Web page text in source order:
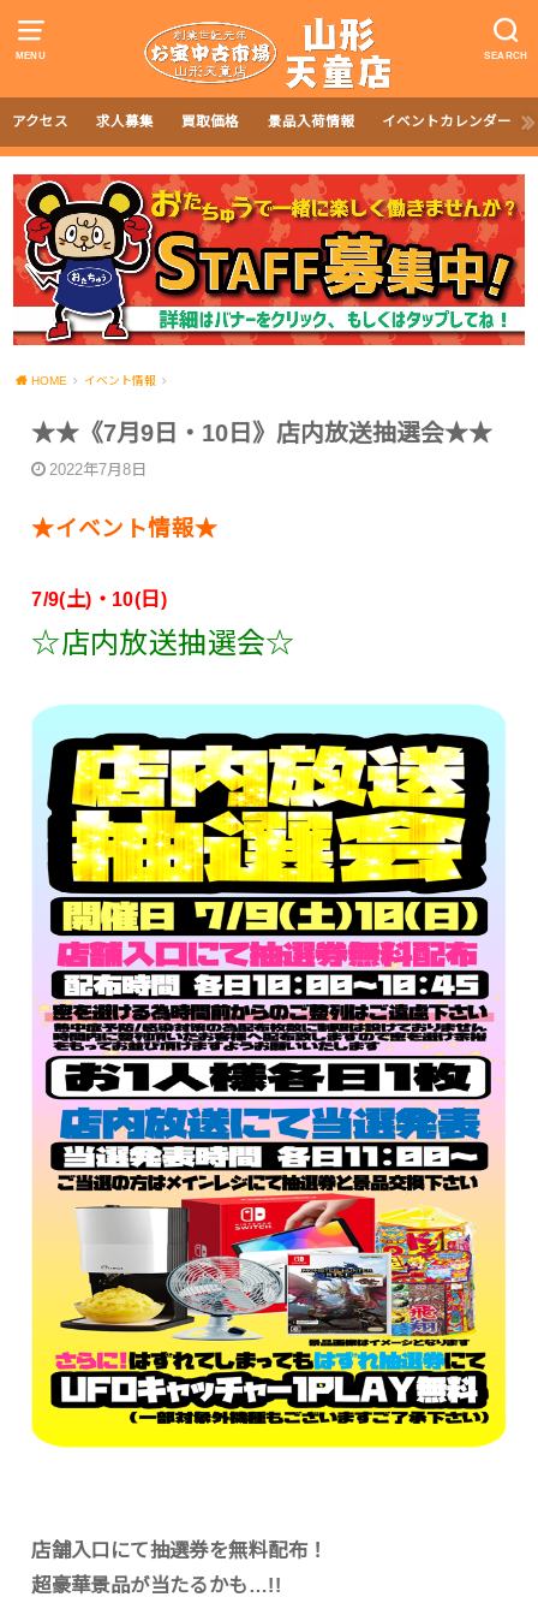
MENU SEARCH
アクセス 求人募集 買取価格 景品入荷情報 イベントカレンダー
HOME イベント情報
★★《7月9日・10日》店内放送抽選会★★
2022年7月8日
★イベント情報★
7/9(土)・10(日)
☆店内放送抽選会☆
店舗入口にて抽選券を無料配布！
超豪華景品が当たるかも…!!